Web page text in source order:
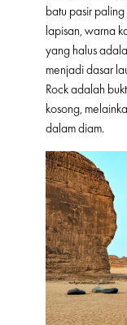
batu pasir
lapisan, warna
yang halus
menjadi dasar
Rock adalah
kosong,
dalam diam.